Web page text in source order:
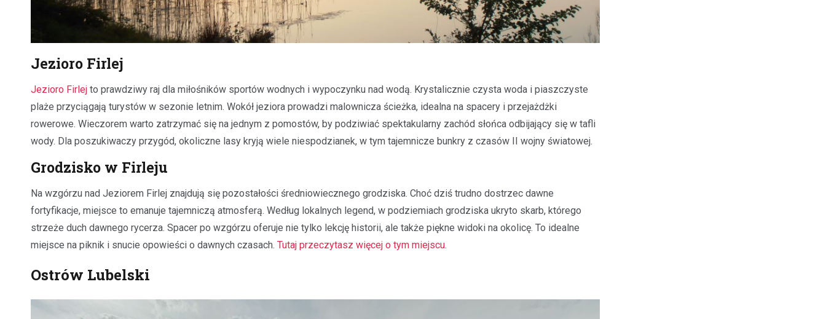
Jezioro Firlej
Jezioro Firlej to prawdziwy raj dla miłośników sportów wodnych i wypoczynku nad wodą. Krystalicznie czysta woda i piaszczyste
plaże przyciągają turystów w sezonie letnim. Wokół jeziora prowadzi malownicza ścieżka, idealna na spacery i przejażdżki
rowerowe. Wieczorem warto zatrzymać się na jednym z pomostów, by podziwiać spektakularny zachód słońca odbijający się w tafli
wody. Dla poszukiwaczy przygód, okoliczne lasy kryją wiele niespodzianek, w tym tajemnicze bunkry z czasów II wojny światowej.
Grodzisko w Firleju
Na wzgórzu nad Jeziorem Firlej znajdują się pozostałości średniowiecznego grodziska. Choć dziś trudno dostrzec dawne
fortyfikacje, miejsce to emanuje tajemniczą atmosferą. Według lokalnych legend, w podziemiach grodziska ukryto skarb, którego
strzeże duch dawnego rycerza. Spacer po wzgórzu oferuje nie tylko lekcję historii, ale także piękne widoki na okolicę. To idealne
miejsce na piknik i snucie opowieści o dawnych czasach. Tutaj przeczytasz więcej o tym miejscu.
Ostrów Lubelski